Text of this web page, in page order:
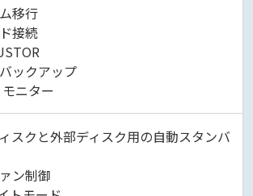
移行
接続
ックアップ
ニター
スクと外部ディスク用の自動スタンバ
ン制御